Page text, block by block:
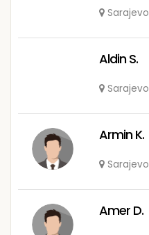
Sarajevo
Aldin S.
Sarajevo
Armin K.
Sarajevo
Amer D.